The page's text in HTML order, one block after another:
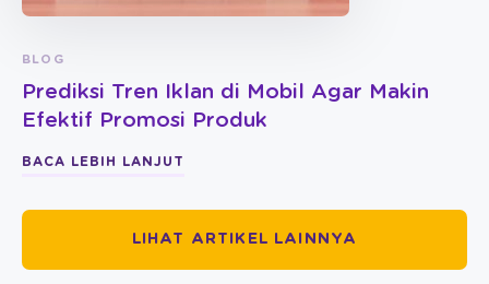
BLOG
Prediksi Tren Iklan di Mobil Agar Makin
Efektif Promosi Produk
BACA LEBIH LANJUT
LIHAT ARTIKEL LAINNYA